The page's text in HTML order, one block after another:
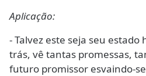
Aplicação:
- Talvez este seja seu estado
trás, vê tantas promessas,
futuro promissor esvaindo-